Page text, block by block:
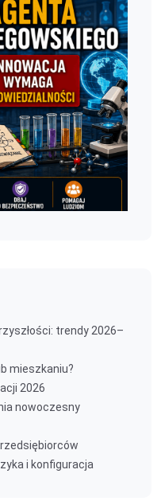
trendy 2026–
mieszkaniu?
2026
nowoczesny
i konfiguracja